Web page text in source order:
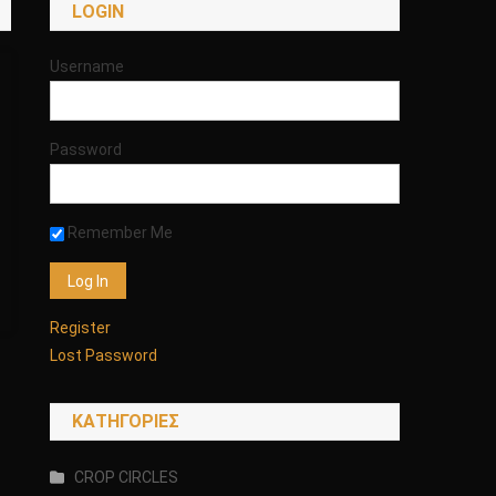
LOGIN
Username
Password
Remember Me
Register
Lost Password
KΑΤΗΓΟΡΊΕΣ
CROP CIRCLES